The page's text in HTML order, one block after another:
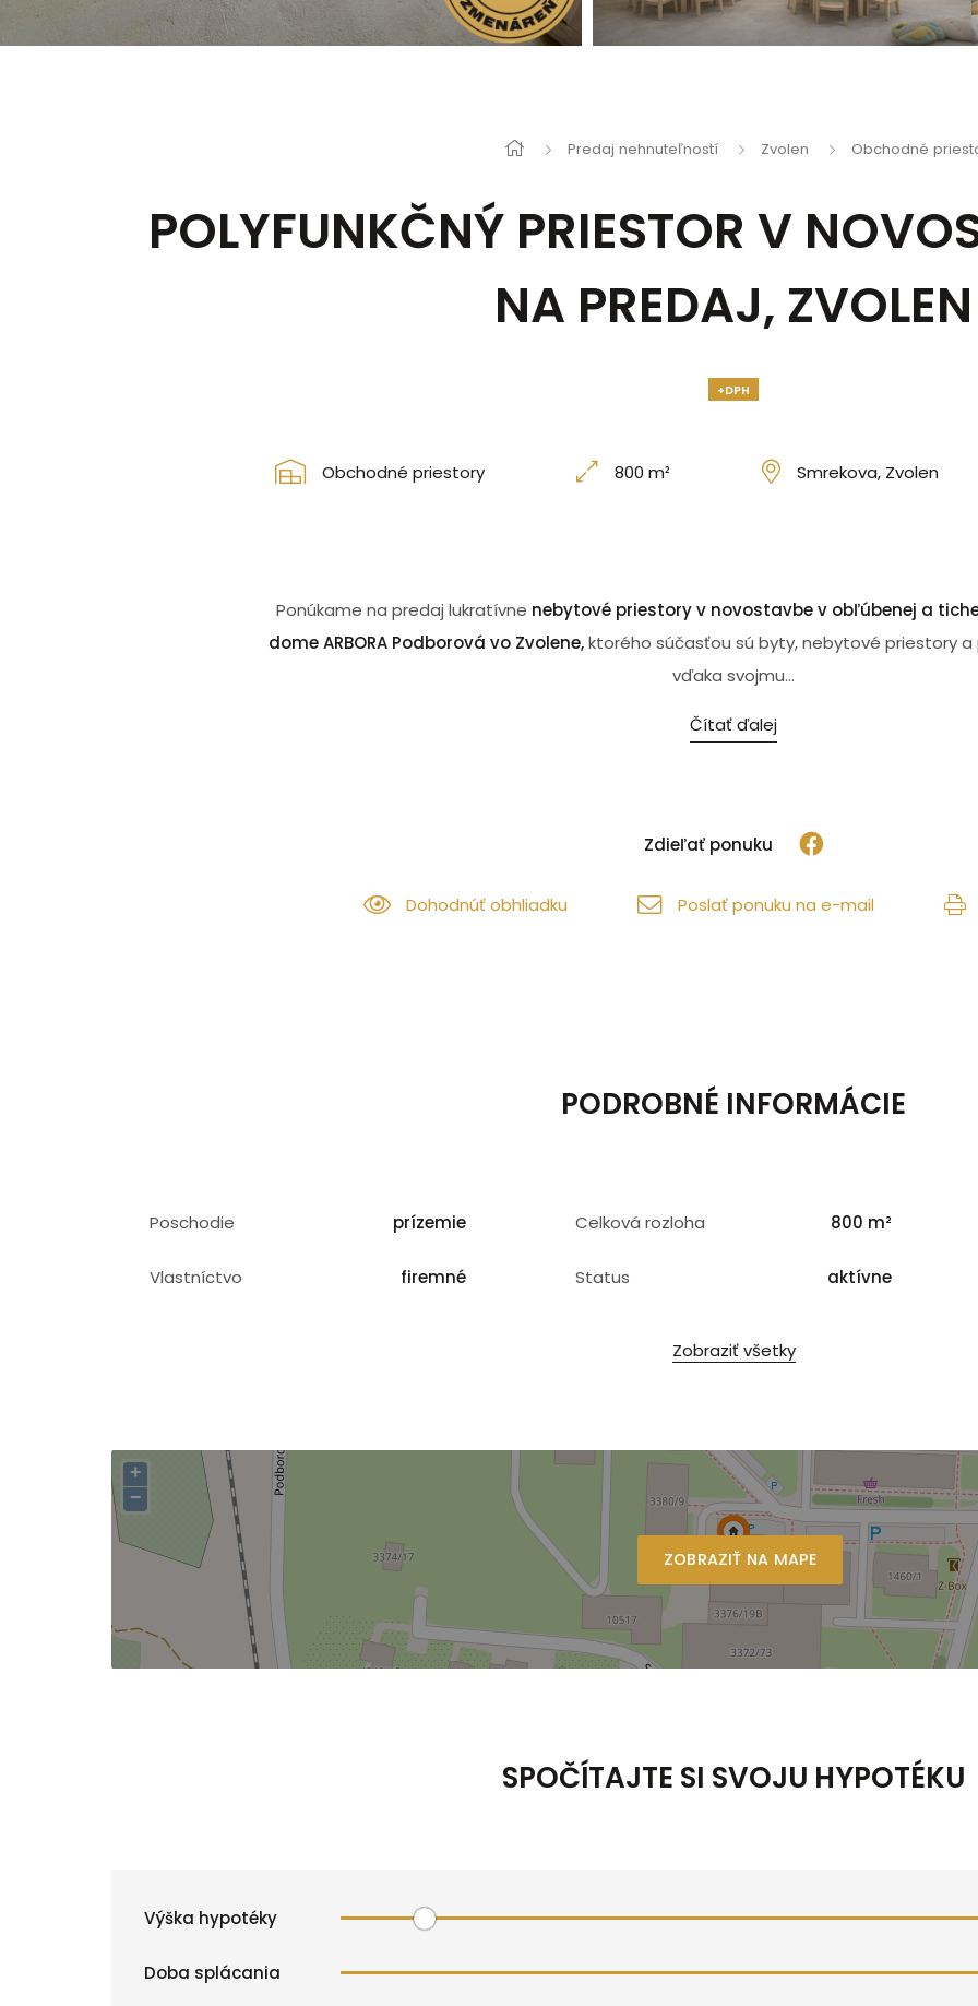
Predaj nehnuteľností Zvolen Obchodné
POLYFUNKČNÝ PRIESTOR V
NA PREDAJ, ZVOLEN
+DPH
Obchodné priestory 800 m² Smrekova, Zvolen
Ponúkame na predaj lukratívne nebytové priestory v novostavbe v obľúbenej a
dome ARBORA Podborová vo Zvolene,ktorého súčasťou sú byty, nebytové priestory
vďaka svojmu...
Čítať ďalej
Zdieľať ponuku
Dohodnúť obhliadku Poslať ponuku na e-mail
PODROBNÉ INFORMÁCIE
Poschodie prízemie Celková rozloha 800 m²
Vlastníctvo firemné Status aktívne
Zobraziť všetky
ZOBRAZIŤ NA MAPE
+
−
SPOČÍTAJTE SI SVOJU HYPOTÉKU
Výška hypotéky
Doba splácania